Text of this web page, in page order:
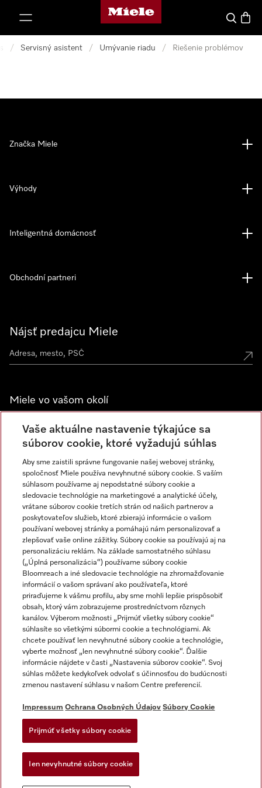
Domovská stránka spoločnosti Miele
Hľadať
/ Servisný asistent / Umývanie riadu / Riešenie problémov
Nájsť predajcu Miele
Miele vo vašom okolí
Spoznajte predajne Miele
Newsletter
Značka Miele
Výhody
Inteligentná domácnosť
Obchodní partneri
Impressum
Obchodné podmienky
Ochrana osobných údajov
Dodacie podmienky
Akt o digitalnych sluzbach
Miele na Instagrame
Miele na YouTube
Vaše aktuálne nastavenie týkajúce sa
súborov cookie, ktoré vyžadujú súhlas
Aby sme zaistili správne fungovanie našej webovej stránky,
spoločnosť Miele používa nevyhnutné súbory cookie. S vaším
súhlasom používame aj nepodstatné súbory cookie a
sledovacie technológie na marketingové a analytické účely,
vrátane súborov cookie tretích strán od našich partnerov a
poskytovateľov služieb, ktoré zbierajú informácie o vašom
používaní webovej stránky a pomáhajú nám personalizovať a
zlepšovať vaše online zážitky. Súbory cookie sa používajú aj na
personalizáciu reklám. Na základe samostatného súhlasu
(„Úplná personalizácia“) používame súbory cookie
Bloomreach a iné sledovacie technológie na zhromažďovanie
informácií o vašom správaní ako používateľa, ktoré
priraďujeme k vášmu profilu, aby sme mohli lepšie prispôsobiť
obsah, ktorý vám zobrazujeme prostredníctvom rôznych
kanálov. Výberom možnosti „Prijmúť všetky súbory cookie“
súhlasíte so všetkými súbormi cookie a technológiami. Ak
chcete používať len nevyhnutné súbory cookie a technológie,
vyberte možnosť „len nevyhnutné súbory cookie“. Ďalšie
informácie nájdete v časti „Nastavenia súborov cookie“. Svoj
súhlas môžete kedykoľvek odvolať s účinnosťou do budúcnosti
zmenou nastavení súhlasu v našom Centre preferencií.
Impressum Ochrana Osobných Údajov Súbory Cookie
Prijmúť všetky súbory cookie
Ien nevyhnutné súbory cookie